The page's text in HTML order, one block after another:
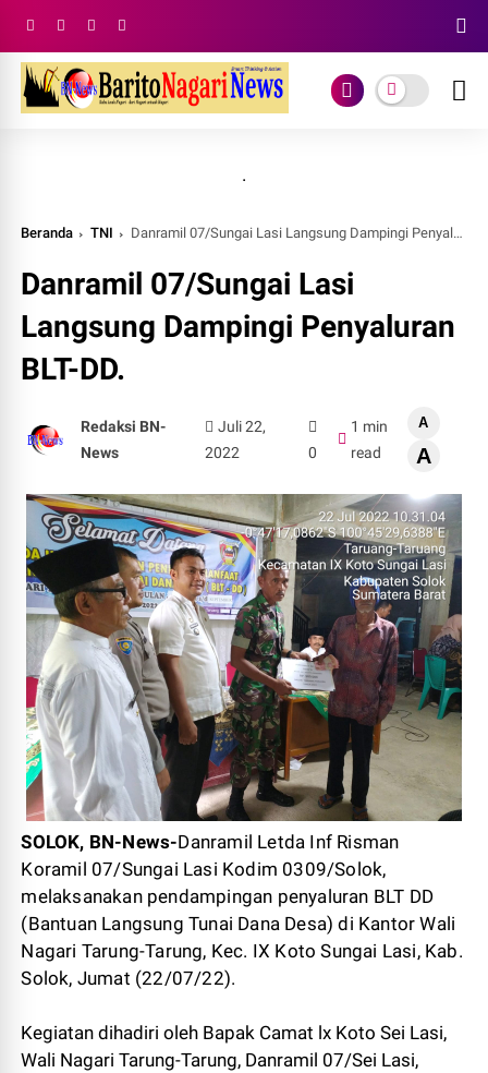
.
Beranda TNI Danramil 07/Sungai Lasi Langsung Dampingi Penyaluran BLT-DD.
Danramil 07/Sungai Lasi
Langsung Dampingi Penyaluran
BLT-DD.
Redaksi BN-
News
Juli 22,
2022
0
1 min
read
A
A
SOLOK, BN-News-Danramil Letda Inf Risman
Koramil 07/Sungai Lasi Kodim 0309/Solok,
melaksanakan pendampingan penyaluran BLT DD
(Bantuan Langsung Tunai Dana Desa) di Kantor Wali
Nagari Tarung-Tarung, Kec. IX Koto Sungai Lasi, Kab.
Solok, Jumat (22/07/22).
Kegiatan dihadiri oleh Bapak Camat lx Koto Sei Lasi,
Wali Nagari Tarung-Tarung, Danramil 07/Sei Lasi,